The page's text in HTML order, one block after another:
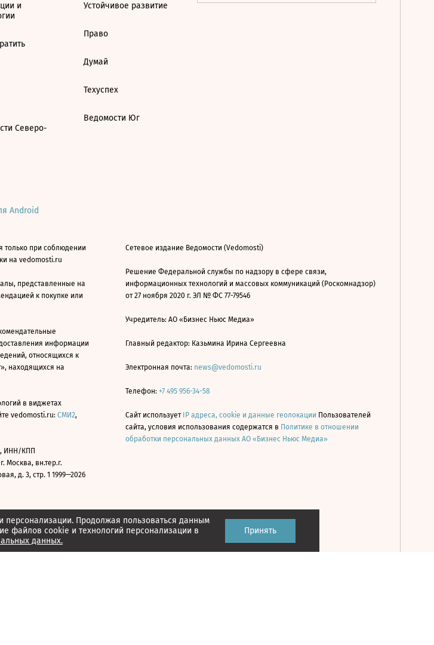
Продолжая пользоваться данным
файлов cookie и технологий персонализации в
данных.
Принять
и
Северо-
Устойчивое развитие
Право
Думай
Техуспех
Ведомости Юг
Android
только при соблюдении
на vedomosti.ru
представленные на
к покупке или
информации
относящихся к
находящихся на
в виджетах
vedomosti.ru: СМИ2,
ИНН/КПП
г. Москва, вн.тер.г.
д. 3, стр. 1 1999—2026
Сетевое издание Ведомости (Vedomosti)
Решение Федеральной службы по надзору в сфере связи,
информационных технологий и массовых коммуникаций (Роскомнадзор)
от 27 ноября 2020 г. ЭЛ № ФС 77-79546
Учредитель: АО «Бизнес Ньюс Медиа»
Главный редактор: Казьмина Ирина Сергеевна
Электронная почта: news@vedomosti.ru
Телефон: +7 495 956-34-58
Сайт использует IP адреса, cookie и данные геолокации Пользователей
сайта, условия использования содержатся в Политике в отношении
обработки персональных данных АО «Бизнес Ньюс Медиа»